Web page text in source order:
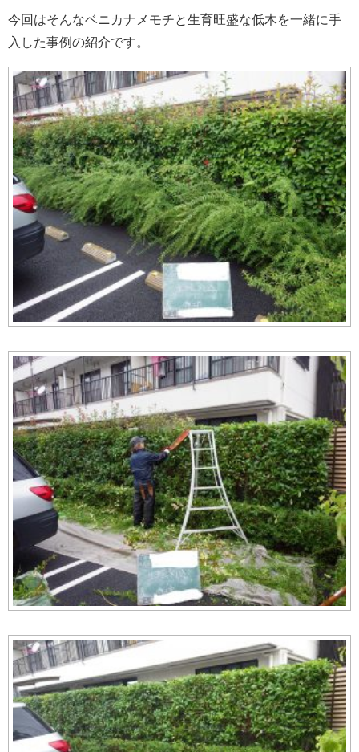
今回はそんなベニカナメモチと生育旺盛な低木を一緒に手
入した事例の紹介です。